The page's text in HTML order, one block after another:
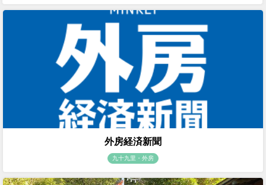
外房経済新聞
九十九里・外房